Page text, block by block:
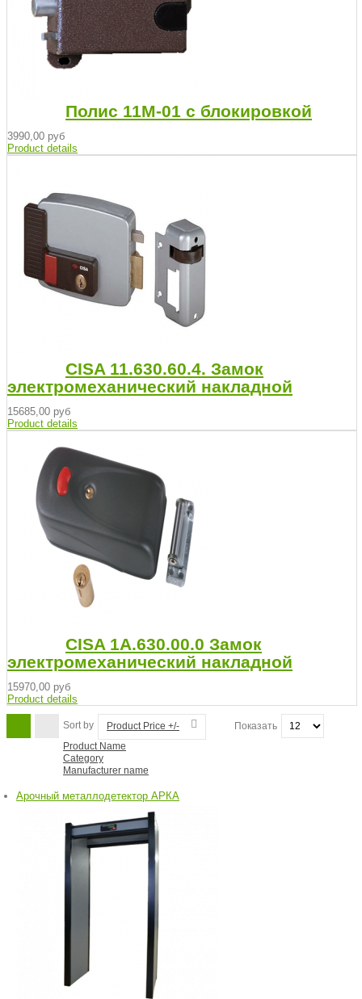
Полис 11М-01 с блокировкой
3990,00 руб
Product details
CISA 11.630.60.4. Замок
электромеханический накладной
15685,00 руб
Product details
CISA 1A.630.00.0 Замок
электромеханический накладной
15970,00 руб
Product details
Sort by
Product Price +/-
Product Name
Category
Manufacturer name
Показать
Арочный металлодетектор АРКА